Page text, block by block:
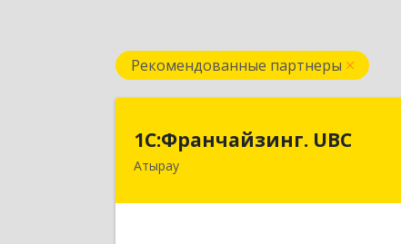
Рекомендованные партнеры
1С:Франчайзинг. UBC
Атырау
1С:Франчайзинг. UBC
КАЗАХСТАН, г.Атырау, ул. Гумарова,